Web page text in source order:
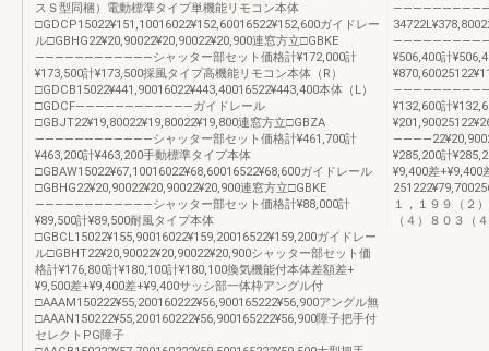
スＳ型同梱）電動標準タイプ単機能リモコン本体
□GDCP15022¥151,10016022¥152,60016522¥152,600ガイドレー
ル□GBHG22¥20,90022¥20,90022¥20,900連窓方立□GBKE
————————————シャッター部セット価格計¥172,000計
¥173,500計¥173,500採風タイプ高機能リモコン本体（R）
□GDCB15022¥441,90016022¥443,40016522¥443,400本体（L）
□GDCF————————————ガイドレール
□GBJT22¥19,80022¥19,80022¥19,800連窓方立□GBZA
————————————シャッター部セット価格計¥461,700計
¥463,200計¥463,200手動標準タイプ本体
□GBAW15022¥67,10016022¥68,60016522¥68,600ガイドレール
□GBHG22¥20,90022¥20,90022¥20,900連窓方立□GBKE
————————————シャッター部セット価格計¥88,000計
¥89,500計¥89,500耐風タイプ本体
□GBCL15022¥155,90016022¥159,20016522¥159,200ガイドレー
ル□GBHT22¥20,90022¥20,90022¥20,900シャッター部セット価
格計¥176,800計¥180,100計¥180,100換気機能付本体差額差+
¥9,500差+¥9,400差+¥9,400サッシ部一体枠アングル付
□AAAM150222¥55,200160222¥56,900165222¥56,900アングル無
□AAAN150222¥55,200160222¥56,900165222¥56,900障子把手付
セレクトPG障子
¥506,400計
¥132,600計
¥285,200計
¥9,400差
１，１９９（２
（４）８０３（